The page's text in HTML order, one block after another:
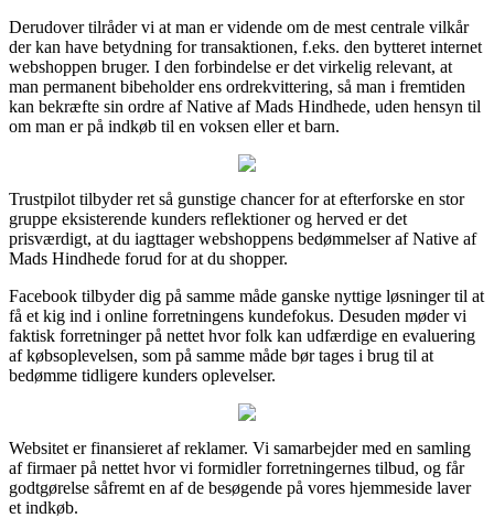
Derudover tilråder vi at man er vidende om de mest centrale vilkår
der kan have betydning for transaktionen, f.eks. den bytteret internet
webshoppen bruger. I den forbindelse er det virkelig relevant, at
man permanent bibeholder ens ordrekvittering, så man i fremtiden
kan bekræfte sin ordre af Native af Mads Hindhede, uden hensyn til
om man er på indkøb til en voksen eller et barn.
Trustpilot tilbyder ret så gunstige chancer for at efterforske en stor
gruppe eksisterende kunders reflektioner og herved er det
prisværdigt, at du iagttager webshoppens bedømmelser af Native af
Mads Hindhede forud for at du shopper.
Facebook tilbyder dig på samme måde ganske nyttige løsninger til at
få et kig ind i online forretningens kundefokus. Desuden møder vi
faktisk forretninger på nettet hvor folk kan udfærdige en evaluering
af købsoplevelsen, som på samme måde bør tages i brug til at
bedømme tidligere kunders oplevelser.
Websitet er finansieret af reklamer. Vi samarbejder med en samling
af firmaer på nettet hvor vi formidler forretningernes tilbud, og får
godtgørelse såfremt en af de besøgende på vores hjemmeside laver
et indkøb.